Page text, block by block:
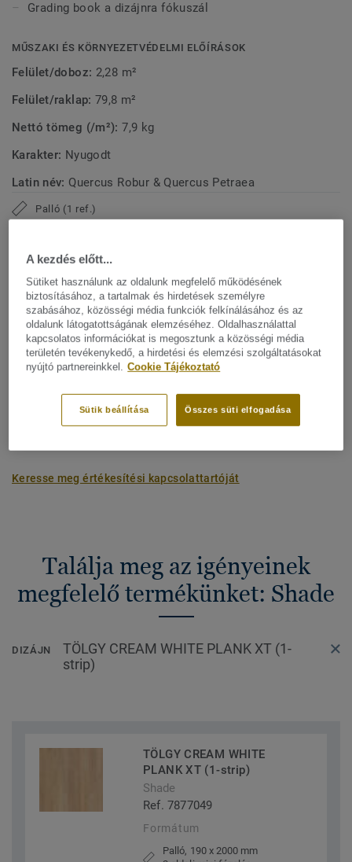
Grading book a dizájnra fókuszál
MŰSZAKI ÉS KÖRNYEZETVÉDELMI ELŐÍRÁSOK
Felület/doboz: 2,28 m²
Felület/raklap:79,8 m²
Nettó tömeg (/m²):7,9 kg
Karakter: Nyugodt
Latin név: Quercus Robur & Quercus Petraea
Palló (1 ref.)
Karbonlábnyom (Bölcsőtől a kapuig)
-4.09 kg CO2/m
A PROJEKTEM KARBONLÁBNYOMA
ÁRAJÁNLAT KÉRÉSE
Keresse meg értékesítési kapcsolattartóját
Találja meg az igényeinek
megfelelő termékünket: Shade
DIZÁJN
TÖLGY CREAM WHITE PLANK XT (1-
strip)
TÖLGY CREAM WHITE
PLANK XT (1-strip)
Shade
Ref. 7877049
Formátum
Palló, 190 x 2000 mm
A kezdés előtt...
Sütiket használunk az oldalunk megfelelő működésének
biztosításához, a tartalmak és hirdetések személyre
szabásához, közösségi média funkciók felkínálásához és az
oldalunk látogatottságának elemzéséhez. Oldalhasználattal
kapcsolatos információkat is megosztunk a közösségi média
területén tevékenykedő, a hirdetési és elemzési szolgáltatásokat
nyújtó partnereinkkel. Cookie Tájékoztató
Összes süti elfogadása
Sütik beállítása